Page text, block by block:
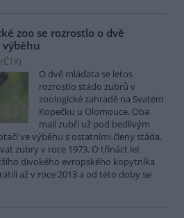
zoo se rozrostlo o dvě
ČTK)
O dvě mláďata se letos
rozrostlo stádo zubrů v
zoologické zahradě na Svatém
Kopečku u Olomouce. Oba
malí zubři už pod bedlivým
ve výběhu s ostatními členy stáda.
zubry v roce 1973. O třináct let
divokého evropského kopytníka
až v roce 2013 a od této doby se